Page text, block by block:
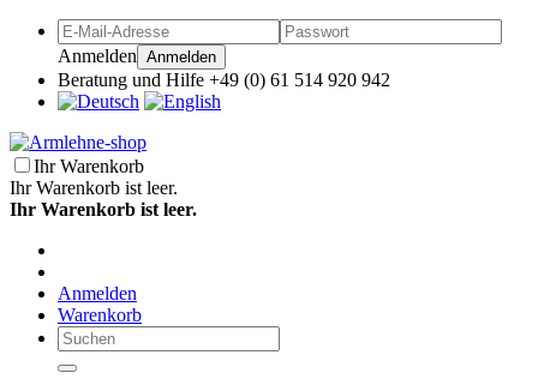
Anmelden Anmelden
Beratung und Hilfe +49 (0) 61 514 920 942
Ihr Warenkorb
Ihr Warenkorb ist leer.
Ihr Warenkorb ist leer.
Anmelden
Warenkorb